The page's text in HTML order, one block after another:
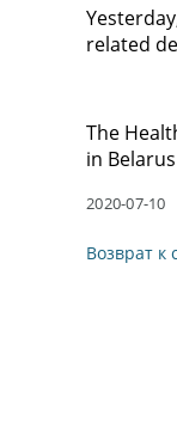
related
The
in
2020-07-10
Возврат к